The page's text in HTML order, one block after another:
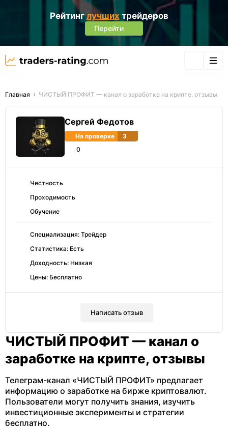
Рейтинглучших трейдеров
Перейти
Главная ЧИСТЫЙ ПРОФИТ — канал о заработке на крипте, отзывы
Сергей Федотов
На проверке
3
0
Честность
Проходимость
Обучение
Специализация: Трейдер
Статистика: Есть
Доходность: Низкая
Цены: Бесплатно
Написать отзыв
ЧИСТЫЙ ПРОФИТ — канал о
заработке на крипте, отзывы
Телеграм-канал «ЧИСТЫЙ ПРОФИТ» предлагает
информацию о заработке на бирже криптовалют.
Пользователи могут получить знания, изучить
инвестиционные эксперименты и стратегии
бесплатно.